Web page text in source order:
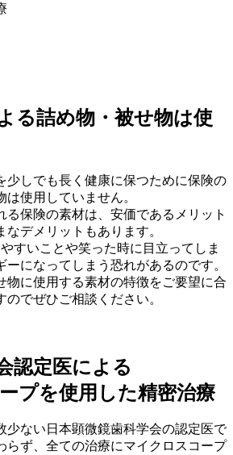
る詰め物・被せ物は使
少しでも長く健康に保つために保険の
使用していません。
る保険の素材は、安価であるメリット
デメリットもあります。
すいことや笑った時に目立ってしま
ーになってしまう恐れがあるのです。
物に使用する素材の特徴をご要望に合
でぜひご相談ください。
認定医による
プを使用した精密治療
少ない日本顕微鏡歯科学会の認定医で
らず、全ての治療にマイクロスコープ